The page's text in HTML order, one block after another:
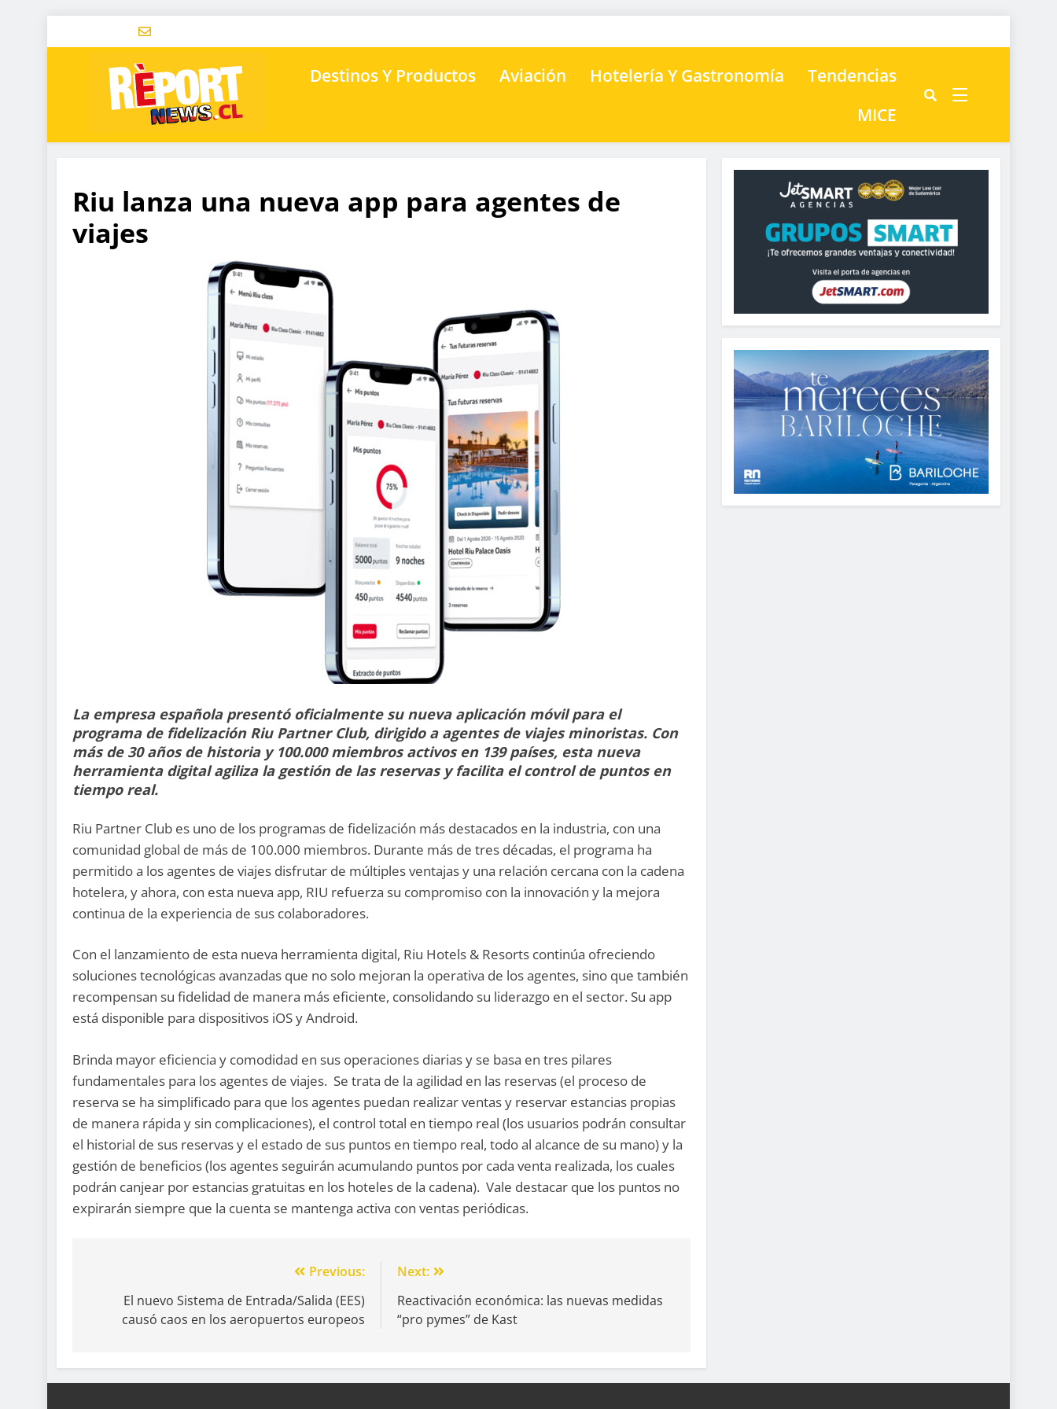
Destinos Y Productos Aviación Hotelería Y Gastronomía
Tendencias
MICE
Riu lanza una nueva app para agentes de
viajes
La empresa española presentó oficialmente su nueva aplicación móvil para el
programa de fidelización Riu Partner Club, dirigido a agentes de viajes minoristas. Con
más de 30 años de historia y 100.000 miembros activos en 139 países, esta nueva
herramienta digital agiliza la gestión de las reservas y facilita el control de puntos en
tiempo real.
Riu Partner Club es uno de los programas de fidelización más destacados en la industria, con una
comunidad global de más de 100.000 miembros. Durante más de tres décadas, el programa ha
permitido a los agentes de viajes disfrutar de múltiples ventajas y una relación cercana con la cadena
hotelera, y ahora, con esta nueva app, RIU refuerza su compromiso con la innovación y la mejora
continua de la experiencia de sus colaboradores.
Con el lanzamiento de esta nueva herramienta digital, Riu Hotels & Resorts continúa ofreciendo
soluciones tecnológicas avanzadas que no solo mejoran la operativa de los agentes, sino que también
recompensan su fidelidad de manera más eficiente, consolidando su liderazgo en el sector. Su app
está disponible para dispositivos iOS y Android.
Brinda mayor eficiencia y comodidad en sus operaciones diarias y se basa en tres pilares
fundamentales para los agentes de viajes. Se trata de la agilidad en las reservas (el proceso de
reserva se ha simplificado para que los agentes puedan realizar ventas y reservar estancias propias
de manera rápida y sin complicaciones), el control total en tiempo real (los usuarios podrán consultar
el historial de sus reservas y el estado de sus puntos en tiempo real, todo al alcance de su mano) y la
gestión de beneficios (los agentes seguirán acumulando puntos por cada venta realizada, los cuales
podrán canjear por estancias gratuitas en los hoteles de la cadena). Vale destacar que los puntos no
expirarán siempre que la cuenta se mantenga activa con ventas periódicas.
Previous:
El nuevo Sistema de Entrada/Salida (EES)
causó caos en los aeropuertos europeos
Next:
Reactivación económica: las nuevas medidas
“pro pymes” de Kast